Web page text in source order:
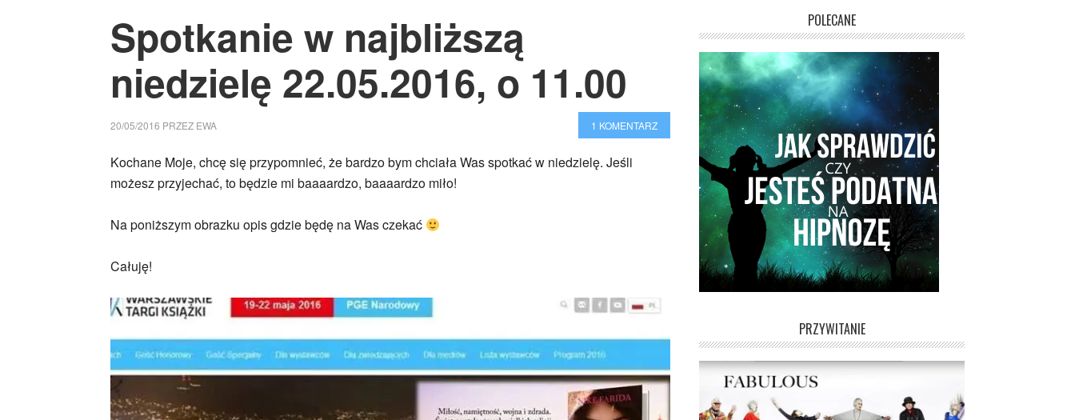
Spotkanie w najbliższą
niedzielę 22.05.2016, o 11.00
20/05/2016 PRZEZ EWA 1 KOMENTARZ
Kochane Moje, chcę się przypomnieć, że bardzo bym chciała Was spotkać w niedzielę. Jeśli
możesz przyjechać, to będzie mi baaaardzo, baaaardzo miło!
Na poniższym obrazku opis gdzie będę na Was czekać
Całuję!
POLECANE
PRZYWITANIE